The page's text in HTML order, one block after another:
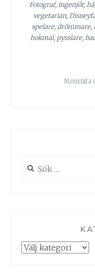
Fotograf, ingenjör,
vegetarian,
spelare,
bokmal, pysslare,
Moumita
efter:
Kategorier